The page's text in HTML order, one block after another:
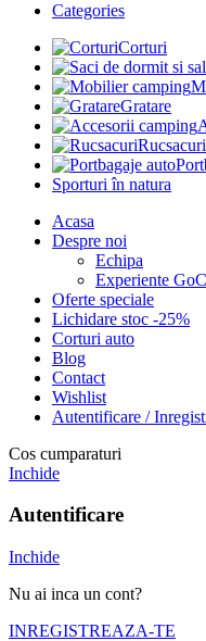
Categories
Corturi
Gratare
Rucsacuri
Sporturi în natura
Acasa
Despre noi
Echipa
Experiente
Oferte speciale
Lichidare stoc -25%
Corturi auto
Blog
Contact
Wishlist
Autentificare /
Cos cumparaturi
Inchide
Autentificare
Inchide
Nu ai inca un cont?
INREGISTREAZA-TE